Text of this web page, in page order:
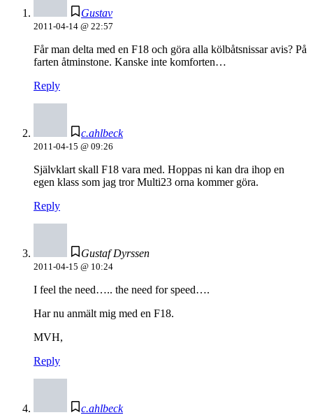
Gustav
2011-04-14 @ 22:57
Får man delta med en F18 och göra alla kölbåtsnissar avis? På
farten åtminstone. Kanske inte komforten…
Reply
c.ahlbeck
2011-04-15 @ 09:26
Självklart skall F18 vara med. Hoppas ni kan dra ihop en
egen klass som jag tror Multi23 orna kommer göra.
Reply
Gustaf Dyrssen
2011-04-15 @ 10:24
I feel the need….. the need for speed….
Har nu anmält mig med en F18.
MVH,
Reply
c.ahlbeck